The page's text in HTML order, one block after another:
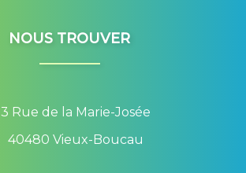
NOUS TROUVER
3 Rue de la Marie-Josée
40480 Vieux-Boucau